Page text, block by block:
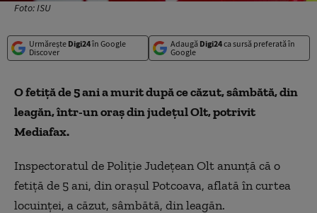
Foto: ISU
Urmărește Digi24în Google
Discover
Adaugă Digi24ca sursă preferată în
Google
O fetiță de 5 ani a murit după ce căzut, sâmbătă, din
leagăn, într-un oraș din județul Olt,potrivit
Mediafax.
Inspectoratul de Poliție Județean Olt anunță că o
fetiță de 5 ani, din orașul Potcoava, aflată în curtea
locuinței, a căzut, sâmbătă, din leagăn.